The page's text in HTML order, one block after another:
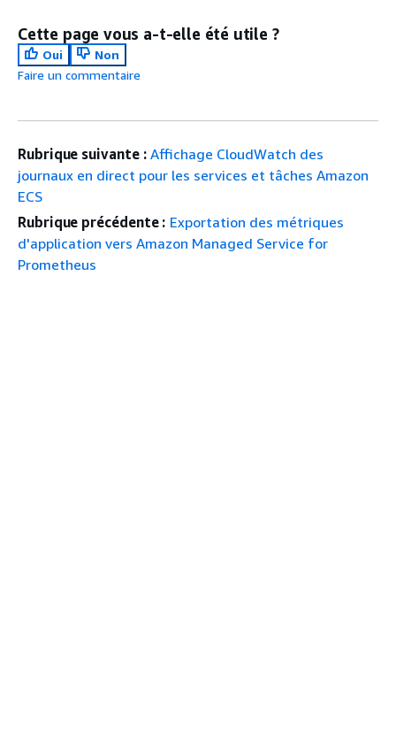
Cette page vous a-t-elle été utile ?
Oui
Non
Faire un commentaire
Rubrique suivante : Affichage CloudWatch des
journaux en direct pour les services et tâches Amazon
ECS
Rubrique précédente : Exportation des métriques
d'application vers Amazon Managed Service for
Prometheus